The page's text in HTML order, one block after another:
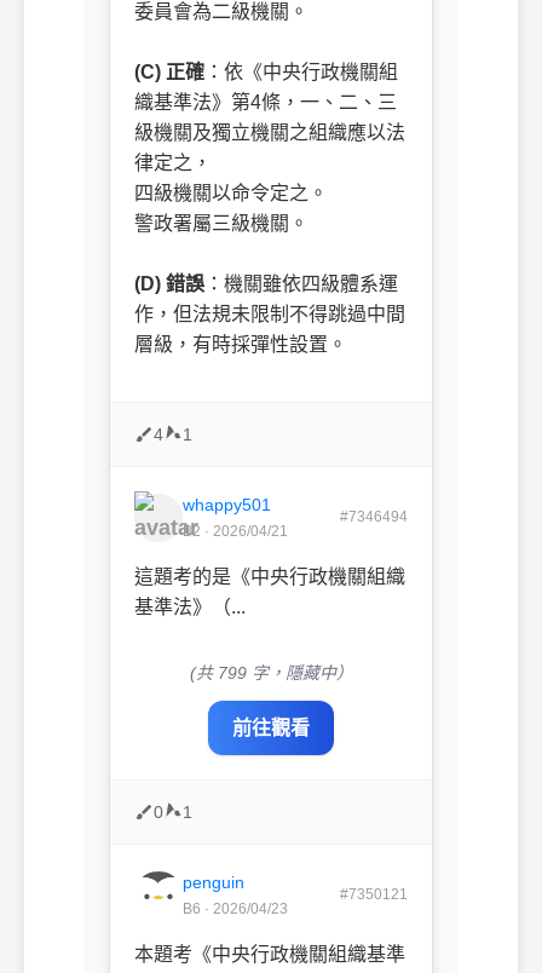
委員會為二級機關。
(C) 正確 ：依《中央行政機關組
織基準法》第4條，一、二、三
級機關及獨立機關之組織應以法
律定之，
四級機關以命令定之。
警政署屬三級機關。
(D) 錯誤 ：機關雖依四級體系運
作，但法規未限制不得跳過中間
層級，有時採彈性設置。
4 1
whappy501
B2 · 2026/04/21
#7346494
這題考的是《中央行政機關組織
基準法》（...
(共 799 字，隱藏中）
前往觀看
0 1
penguin
B6 · 2026/04/23
#7350121
本題考《中央行政機關組織基準